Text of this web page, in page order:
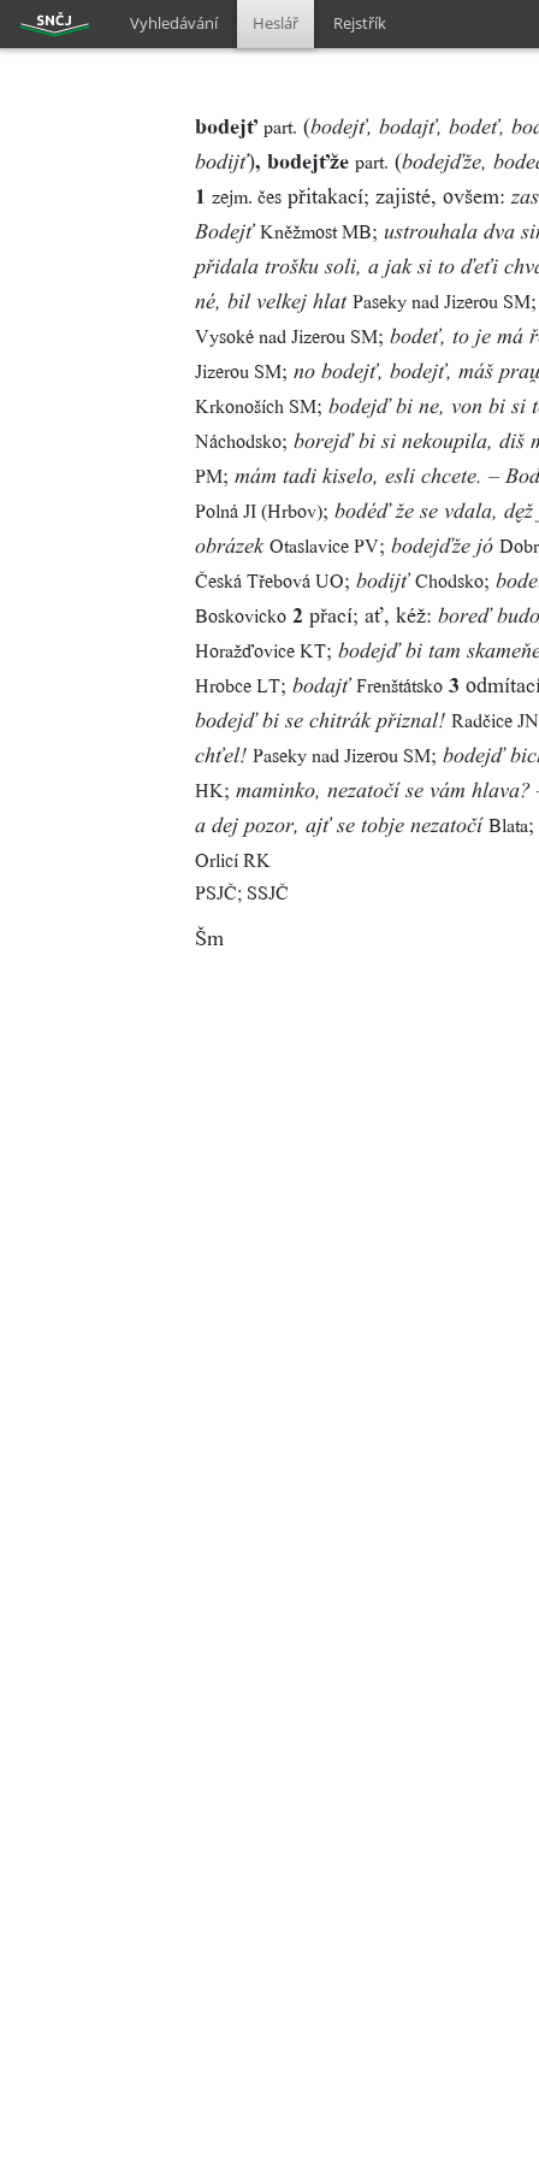
Vyhledávání Heslář Rejstřík
bodejť part. (bodejť, bodajť, bodeť,
bodijť), bodejťže part. (bodejďže,
1 zejm. čes přitakací; zajisté, ovšem:
Bodejť Kněžmost MB; ustrouhala dva
přidala trošku soli, a jak si to ďeťi
né, bil velkej hlat Paseky nad Jizerou SM
Vysoké nad Jizerou SM; bodeť, to je má
Jizerou SM; no bodejť, bodejť, máš
Krkonoších SM; bodejď bi ne, von bi si
Náchodsko; borejď bi si nekoupila, diš
PM; mám tadi kiselo, esli chcete. –
Polná JI (Hrbov); bodéď že se vdala,
obrázek Otaslavice PV; bodejďže jó
Česká Třebová UO; bodijť Chodsko;
Boskovicko 2 přací; ať, kéž: boreď
Horažďovice KT; bodejď bi tam
Hrobce LT; bodajť Frenštátsko 3
bodejď bi se chitrák přiznal! Radčice JN
chťel! Paseky nad Jizerou SM; bodejď
HK; maminko, nezatočí se vám
a dej pozor, ajť se tobje nezatočí Blata;
Orlicí RK
PSJČ; SSJČ
Šm